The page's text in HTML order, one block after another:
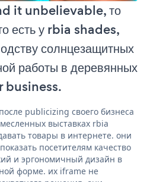
it unbelievable, то
есть у rbia shades,
солнцезащитных
работы в деревянных
business.
publicizing своего бизнеса
выставках rbia
товары в интернете. они
посетителям качество
и эргономичный дизайн в
форме. их iframe не